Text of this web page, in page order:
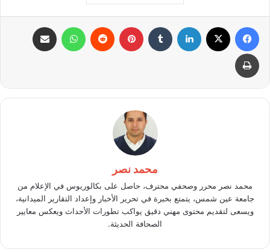
فيسبوك لينكدإن بينتيريست واتساب
طباعة
محمد نصر
محمد نصر محرر وصحفي محترف، حاصل على بكالوريوس في الإعلام من
جامعة عين شمس، يتمتع بخبرة في تحرير الأخبار وإعداد التقارير الميدانية،
ويسعى لتقديم محتوى مهني دقيق يواكب تطورات الأحداث ويعكس معايير
الصحافة الحديثة.